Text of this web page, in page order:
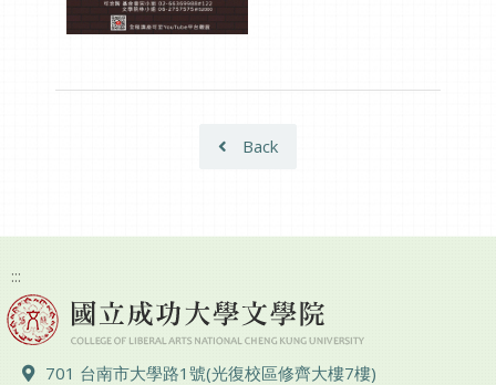
Back
:::
ADD :
701 台南市大學路1號(光復校區修齊大樓7樓)